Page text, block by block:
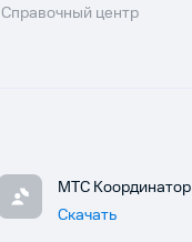
Справочный центр
МТС Координатор
Скачать